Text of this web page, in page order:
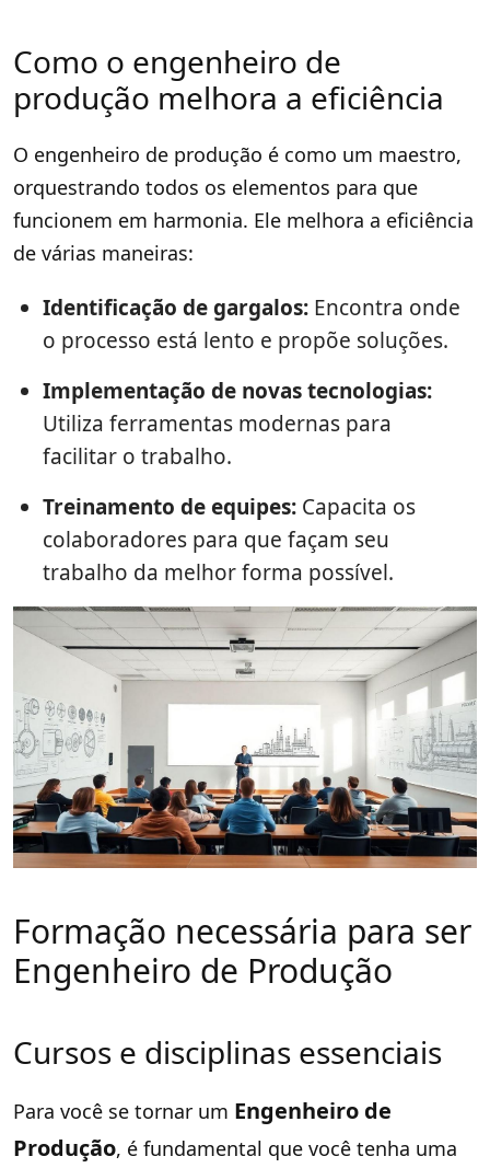
Como o engenheiro de
produção melhora a eficiência
O engenheiro de produção é como um maestro,
orquestrando todos os elementos para que
funcionem em harmonia. Ele melhora a eficiência
de várias maneiras:
Identificação de gargalos: Encontra onde
o processo está lento e propõe soluções.
Implementação de novas tecnologias:
Utiliza ferramentas modernas para
facilitar o trabalho.
Treinamento de equipes: Capacita os
colaboradores para que façam seu
trabalho da melhor forma possível.
Formação necessária para ser
Engenheiro de Produção
Cursos e disciplinas essenciais
Para você se tornar um Engenheiro de
Produção, é fundamental que você tenha uma